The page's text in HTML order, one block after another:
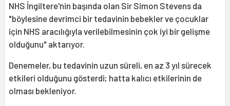
NHS İngiltere'nin başında olan Sir Simon Stevens da
"böylesine devrimci bir tedavinin bebekler ve çocuklar
için NHS aracılığıyla verilebilmesinin çok iyi bir gelişme
olduğunu" aktarıyor.
Denemeler, bu tedavinin uzun süreli, en az 3 yıl sürecek
etkileri olduğunu gösterdi; hatta kalıcı etkilerinin de
olması bekleniyor.